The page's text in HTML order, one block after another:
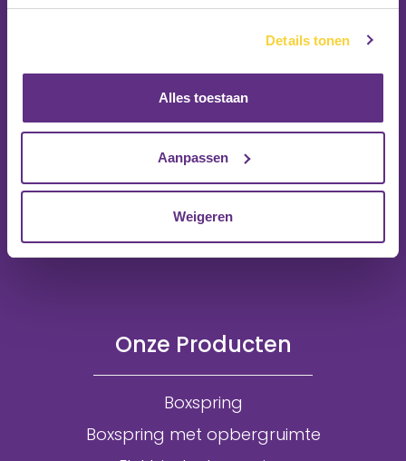
Details tonen
Alles toestaan
Aanpassen
Weigeren
Onze Producten
Boxspring
Boxspring met opbergruimte